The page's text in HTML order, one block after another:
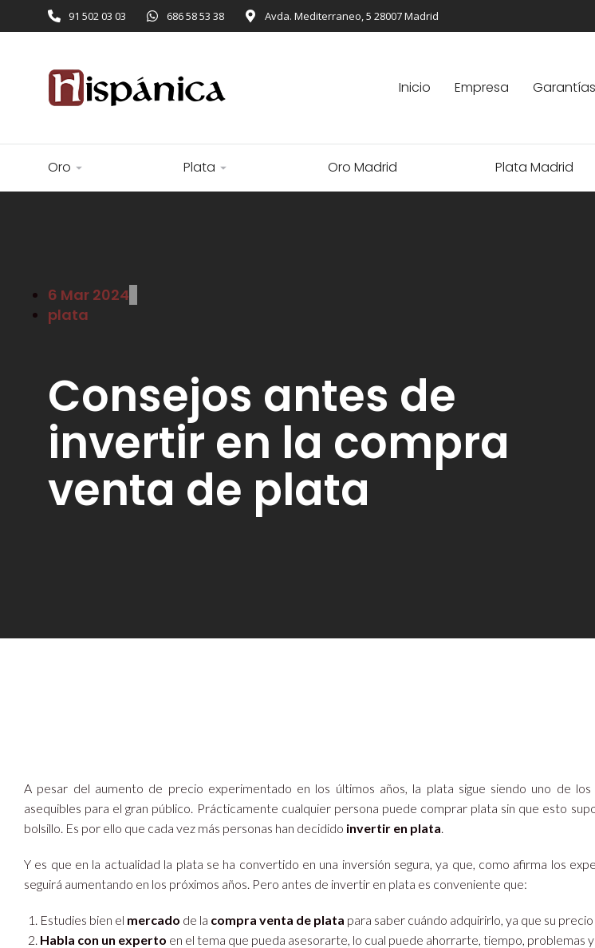
91 502 03 03 686 58 53 38 Avda. Mediterraneo, 5 28007 Madrid
Inicio Empresa Garantías
Oro Plata Oro Madrid Plata Madrid
6 Mar 2024
plata
Consejos antes de
invertir en la compra
venta de plata
A pesar del aumento de precio experimentado en los últimos años, la plata sigue siendo uno de
asequibles para el gran público. Prácticamente cualquier persona puede comprar plata sin que esto
bolsillo. Es por ello que cada vez más personas han decidido invertir en plata
Y es que en la actualidad la plata se ha convertido en una inversión segura, ya que, como afirma los
seguirá aumentando en los próximos años. Pero antes de invertir en plata es conveniente que:
Estudies bien el mercado de la compra venta de plata para saber cuándo adquirirlo, ya que su precio
Habla con un experto en el tema que pueda asesorarte, lo cual puede ahorrarte, tiempo, problemas y